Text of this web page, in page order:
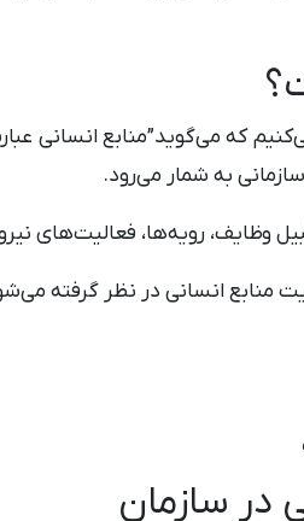
می‌کنیم که می‌گوید”منابع
به شمار می‌رود.
وظایف، رویه‌ها، فعالیت‌های
انسانی در نظر گرفته
در سازمان